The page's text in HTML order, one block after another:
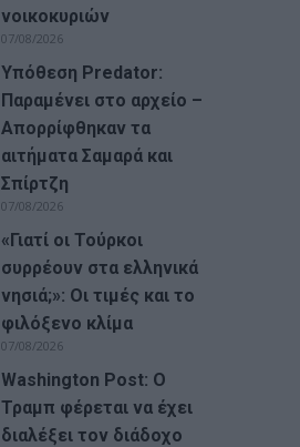
νοικοκυριών
07/08/2026
Υπόθεση Predator:
Παραμένει στο αρχείο –
Απορρίφθηκαν τα
αιτήματα Σαμαρά και
Σπίρτζη
07/08/2026
«Γιατί οι Τούρκοι
συρρέουν στα ελληνικά
νησιά;»: Οι τιμές και το
φιλόξενο κλίμα
07/08/2026
Washington Post: Ο
Τραμπ φέρεται να έχει
διαλέξει τον διάδοχο